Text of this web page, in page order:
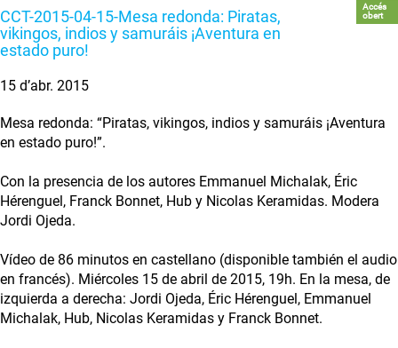
CCT-2015-04-15-Mesa redonda: Piratas,
vikingos, indios y samuráis ¡Aventura en
estado puro!
Accés
obert
15 d’abr. 2015
Mesa redonda: “Piratas, vikingos, indios y samuráis ¡Aventura
en estado puro!”.
Con la presencia de los autores Emmanuel Michalak, Éric
Hérenguel, Franck Bonnet, Hub y Nicolas Keramidas. Modera
Jordi Ojeda.
Vídeo de 86 minutos en castellano (disponible también el audio
en francés). Miércoles 15 de abril de 2015, 19h. En la mesa, de
izquierda a derecha: Jordi Ojeda, Éric Hérenguel, Emmanuel
Michalak, Hub, Nicolas Keramidas y Franck Bonnet.